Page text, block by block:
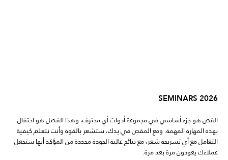
SEMINARS 2026
القص هو جزء أساسي في مجموعة أدوات أي محترف، وهذا الفصل هو احتفال
بهذه المهارة المهمة. ومع المقص في يدك، ستشعر بالقوة وأنت تتعلم كيفية
التعامل مع أي تسريحة شعر، مع نتائج عالية الجودة محددة من المؤكد أنها ستجعل
عملاءك يعودون مرة بعد مرة.